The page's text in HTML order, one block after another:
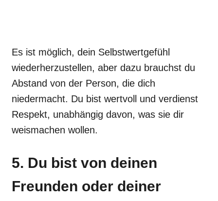
Es ist möglich, dein Selbstwertgefühl
wiederherzustellen, aber dazu brauchst du
Abstand von der Person, die dich
niedermacht. Du bist wertvoll und verdienst
Respekt, unabhängig davon, was sie dir
weismachen wollen.
5. Du bist von deinen
Freunden oder deiner